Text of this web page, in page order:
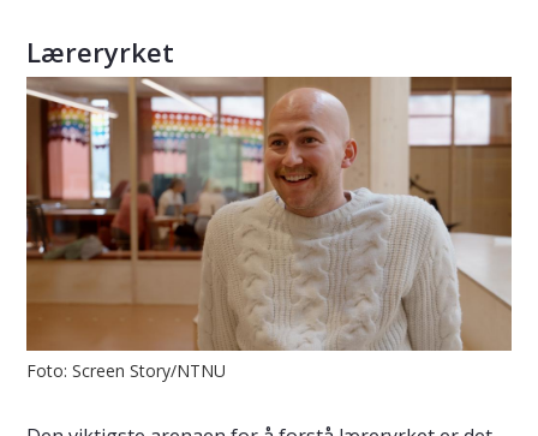
Læreryrket
Foto: Screen Story/NTNU